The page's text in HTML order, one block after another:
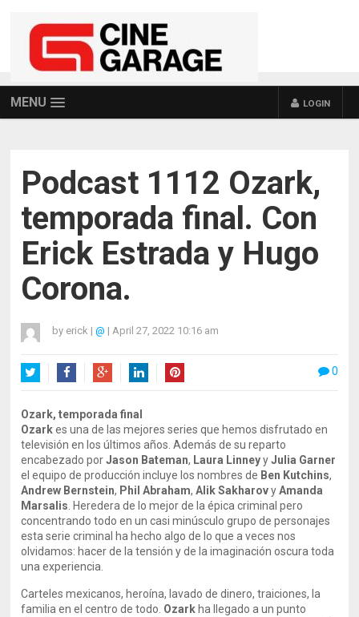
MENU LOGIN
Podcast 1112 Ozark,
temporada final. Con
Erick Estrada y Hugo
Corona.
by erick | @ | April 27, 2022 10:16 am
0
Ozark, temporada final
Ozarkes una de las mejores series que hemos disfrutado en
televisión en los últimos años. Además de su reparto
encabezado porJason Bateman, Laura LinneyyJulia Garner
el equipo de producción incluye los nombres de Ben Kutchins,
Andrew Bernstein, Phil Abraham,Alik SakharovyAmanda
Marsalis . Heredera de lo mejor de la épica criminal pero
concentrando todo en un casi minúsculo grupo de personajes
esta serie criminal ha hecho algo de lo que a veces nos
olvidamos: hacer de la tensión y de la imaginación oscura toda
una experiencia.
Carteles mexicanos, heroína, lavado de dinero, traiciones, la
familia en el centro de todo. Ozark ha llegado a un punto